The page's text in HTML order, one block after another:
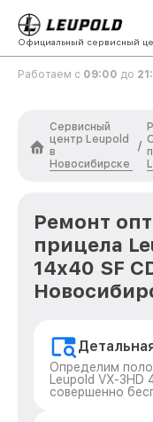
Официальный сервисный
Работаем с 09:00 до
Сервисный
центр Leupold
в
Новосибирске
/
Ремонт
прицела
14x40 SF
Определим
Leupold VX-3HD
совершенно